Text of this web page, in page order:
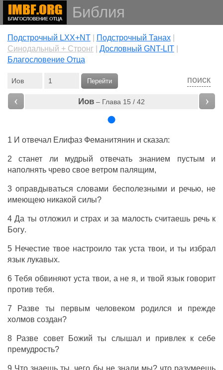
Библия
Подстрочный LXX+NT| Подстрочный Танах|
Cинодальный + Стронг| Дословный GNT-LIT|
Благословение Отца
поиск
Перейти
‹ Иов– Глава 15 / 42 ›
1 И отвечал Елифаз Феманитянин и сказал:
2 станет ли мудрый отвечать знанием пустым и
наполнять чревосвое ветром палящим,
3 оправдываться словами бесполезными и речью, не
имеющеюникакой силы?
4 Да тыотложил истрах иза малость считаешь речьк
Богу.
5 Нечестиетвое настроилотакуста твои, и ты избрал
язык лукавых.
6 Тебя обвиняют уста твои, а не я, и твой язык говорит
против тебя.
7 Разве ты первым человеком родился и прежде
холмов создан?
8 Разве совет Божий ты слышали привлекк себе
премудрость?
9 Чтознаешь ты, чего бы не знали мы? что разумеешь